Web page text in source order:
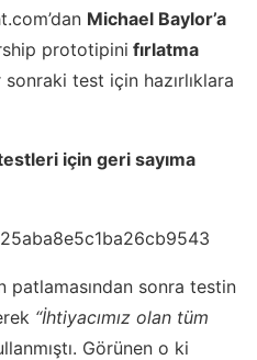
Michael Baylor’a
prototipini fırlatma
test için hazırlıklara
için geri sayıma
patlamasından sonra testin
“İhtiyacımız olan tüm
Görünen o ki